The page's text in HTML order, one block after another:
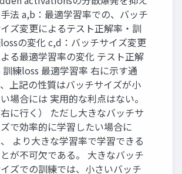
法 a,b：最適学習率での、バッチ
ズ変更によるテスト正解率・訓
の変化 c,d：バッチサイズ変更
る最適学習率の変化 テスト正解
訓練loss 最適学習率 右に示す通
、上記の性質はバッチサイズが小
場合には 実用的な利点はない。
右に行く） ただし大きなバッチサ
で効率的に学習したい場合に
より大きな学習率で学習できる
が不可欠である。 大きなバッチ
ズでの訓練では、小さいバッチ